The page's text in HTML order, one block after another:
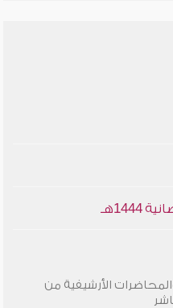
الأرشيفية من